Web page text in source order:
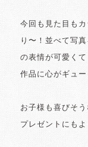
今回も見た目も
り〜！並べて写
の表情が可愛く
作品に心がギュー
お子様も喜びそ
プレゼントにもよ